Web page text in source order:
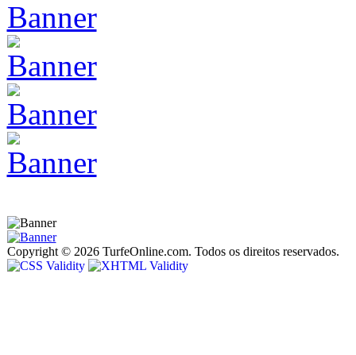
Copyright © 2026 TurfeOnline.com. Todos os direitos reservados.